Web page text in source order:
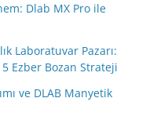
Dlab MX Pro ile
Laboratuvar Pazarı:
Ezber Bozan Strateji
ve DLAB Manyetik